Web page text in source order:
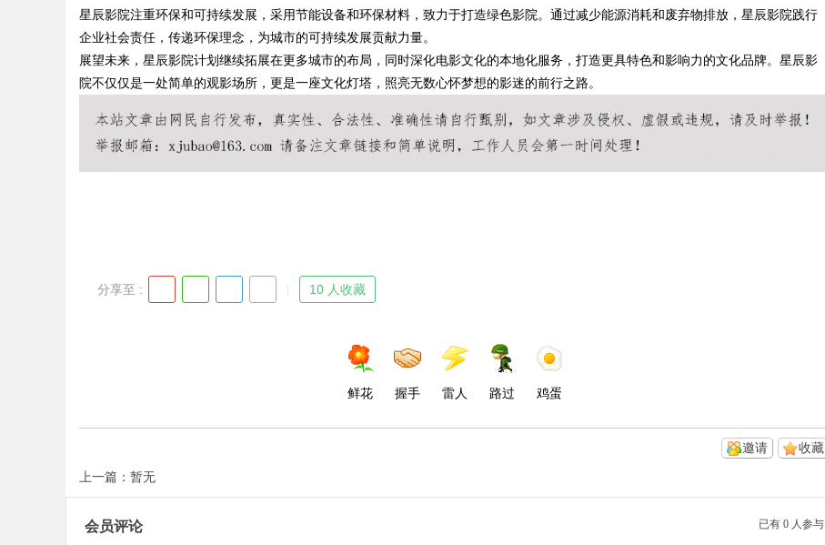
!
星辰影院注重环保和可持续发展，采用节能设备和环保材料，致力于打造绿色影院。通过减少能源消耗和废弃物排放，星辰影院践行
企业社会责任，传递环保理念，为城市的可持续发展贡献力量。
展望未来，星辰影院计划继续拓展在更多城市的布局，同时深化电影文化的本地化服务，打造更具特色和影响力的文化品牌。星辰影
院不仅仅是一处简单的观影场所，更是一座文化灯塔，照亮无数心怀梦想的影迷的前行之路。
分享至 : 10 人收藏
鲜花 握手 雷人 路过 鸡蛋
收藏
邀请
上一篇：暂无
已有 0 人参与
会员评论